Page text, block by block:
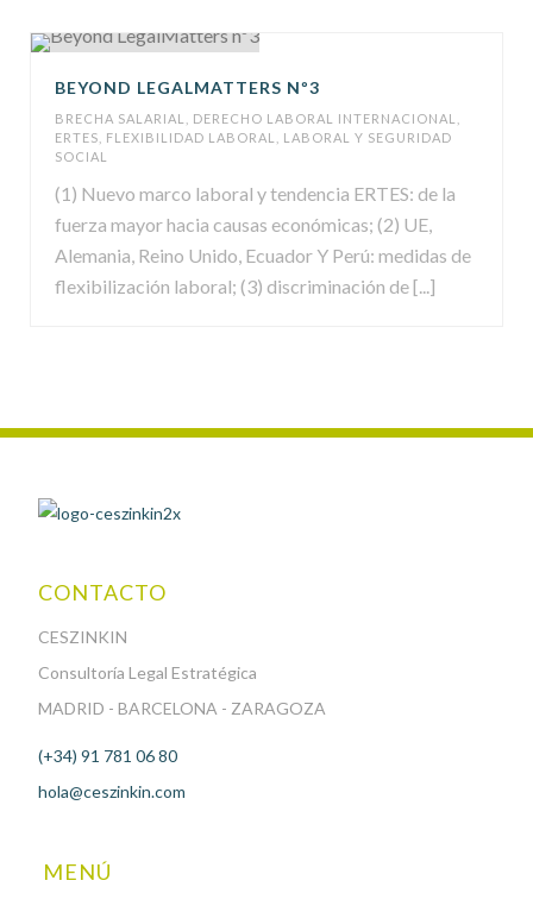
BEYOND LEGALMATTERS Nº3
BRECHA SALARIAL DERECHO LABORAL INTERNACIONAL
ERTES
FLEXIBILIDAD LABORAL
LABORAL Y SEGURIDAD
SOCIAL
(1) Nuevo marco laboral y tendencia ERTES: de la
fuerza mayor hacia causas económicas; (2) UE,
Alemania, Reino Unido, Ecuador Y Perú: medidas de
flexibilización laboral; (3) discriminación de [...]
CONTACTO
CESZINKIN
Consultoría Legal Estratégica
MADRID - BARCELONA - ZARAGOZA
(+34) 91 781 06 80
hola@ceszinkin.com
MENÚ